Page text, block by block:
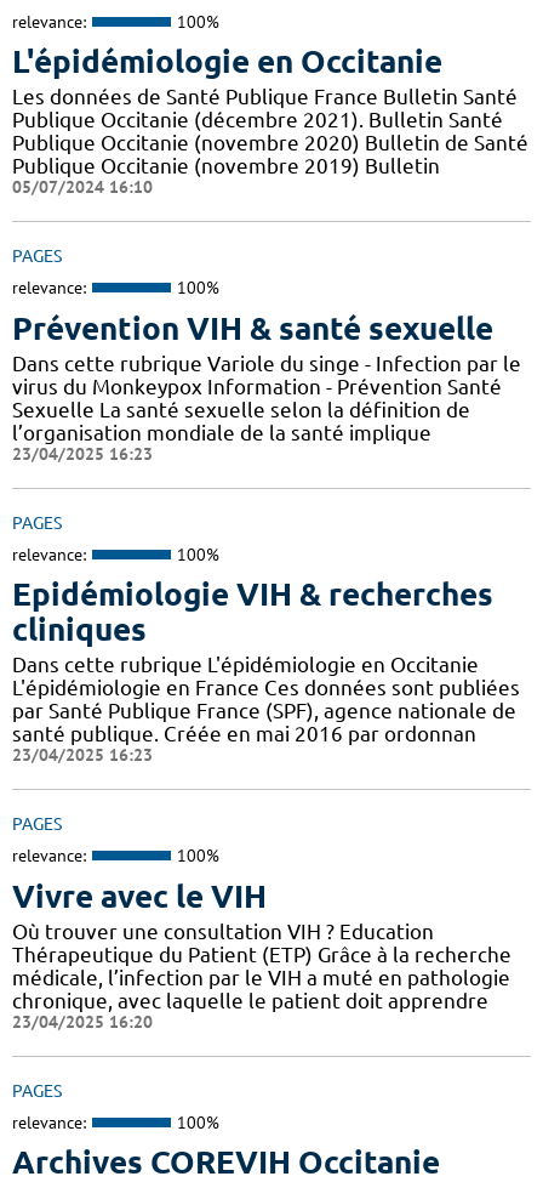
relevance: 100%
L'épidémiologie en Occitanie
Les données de Santé Publique France Bulletin Santé
Publique Occitanie (décembre 2021). Bulletin Santé
Publique Occitanie (novembre 2020) Bulletin de Santé
Publique Occitanie (novembre 2019) Bulletin
05/07/2024 16:10
PAGES
relevance: 100%
Prévention VIH & santé sexuelle
Dans cette rubrique Variole du singe - Infection par le
virus du Monkeypox Information - Prévention Santé
Sexuelle La santé sexuelle selon la définition de
l’organisation mondiale de la santé implique
23/04/2025 16:23
PAGES
relevance: 100%
Epidémiologie VIH & recherches
cliniques
Dans cette rubrique L'épidémiologie en Occitanie
L'épidémiologie en France Ces données sont publiées
par Santé Publique France (SPF), agence nationale de
santé publique. Créée en mai 2016 par ordonnan
23/04/2025 16:23
PAGES
relevance: 100%
Vivre avec le VIH
Où trouver une consultation VIH ? Education
Thérapeutique du Patient (ETP) Grâce à la recherche
médicale, l’infection par le VIH a muté en pathologie
chronique, avec laquelle le patient doit apprendre
23/04/2025 16:20
PAGES
relevance: 100%
Archives COREVIH Occitanie